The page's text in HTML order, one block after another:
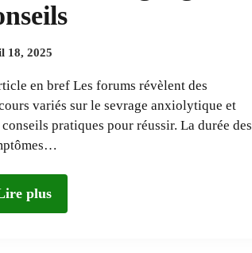
18, 2025
en bref Les forums révèlent des
variés sur le sevrage anxiolytique et
conseils pratiques pour réussir. La durée des
plus